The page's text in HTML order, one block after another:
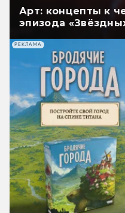
Арт: концепты к
эпизода
РЕКЛАМА